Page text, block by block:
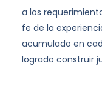
a los
fe de la
acumulado en
logrado construir